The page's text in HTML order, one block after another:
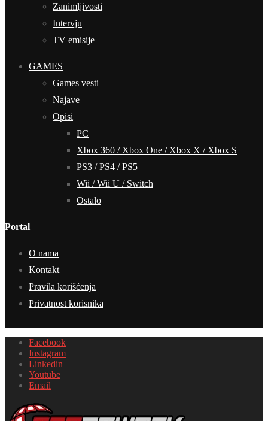
Zanimljivosti
Intervju
TV emisije
GAMES
Games vesti
Najave
Opisi
PC
Xbox 360 / Xbox One / Xbox X / Xbox S
PS3 / PS4 / PS5
Wii / Wii U / Switch
Ostalo
Portal
O nama
Kontakt
Pravila korišćenja
Privatnost korisnika
Facebook
Instagram
Linkedin
Youtube
Email